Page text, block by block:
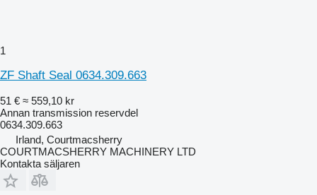
1
ZF Shaft Seal 0634.309.663
51 € ≈ 559,10 kr
Annan transmission reservdel
0634.309.663
Irland, Courtmacsherry
COURTMACSHERRY MACHINERY LTD
Kontakta säljaren